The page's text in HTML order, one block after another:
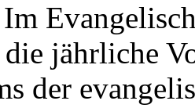
Im
die jährliche
der